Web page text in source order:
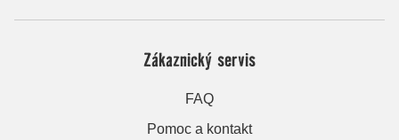
Zákaznický servis
FAQ
Pomoc a kontakt